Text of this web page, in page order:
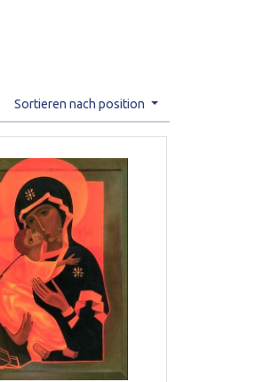
Sortieren nach position